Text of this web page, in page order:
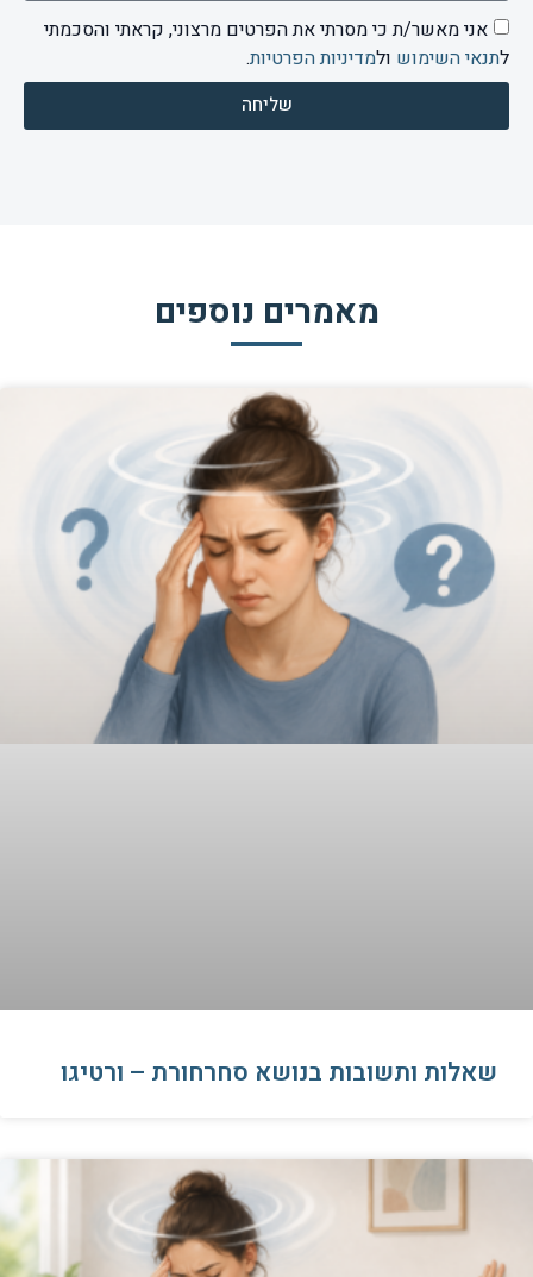
אני מאשר/ת כי מסרתי את הפרטים מרצוני, קראתי והסכמתי
לתנאי השימוש ולמדיניות הפרטיות.
שליחה
מאמרים נוספים
שאלות ותשובות בנושא סחרחורת – ורטיגו